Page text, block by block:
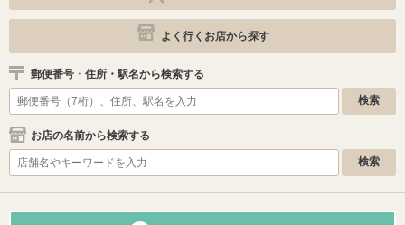
よく行くお店から探す
郵便番号・住所・駅名から検索する
お店の名前から検索する